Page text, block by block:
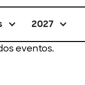
2027
eventos.